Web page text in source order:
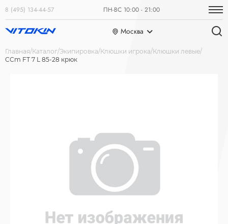
8 (495) 134-44-57 ПН-ВС 10:00 - 21:00
Москва
Главная Каталог Экипировка Клюшки игрока Клюшки левые
CCm FT 7 L 85-28 крюк